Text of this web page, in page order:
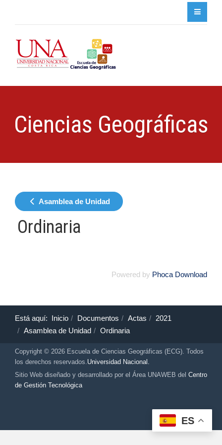
ES
Ciencias Geográficas
Asamblea de Unidad
Ordinaria
Powered by Phoca Download
Está aquí: Inicio Documentos Actas
2021
Asamblea de Unidad
Ordinaria
Copyright © 2026 Escuela de Ciencias Geográficas (ECG). Todos
los derechos reservados.Universidad Nacional.
Sitio Web diseñado y desarrollado por el Área UNAWEB del Centro
de Gestión Tecnológica